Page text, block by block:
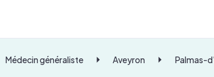
Médecin généraliste Aveyron Palmas-